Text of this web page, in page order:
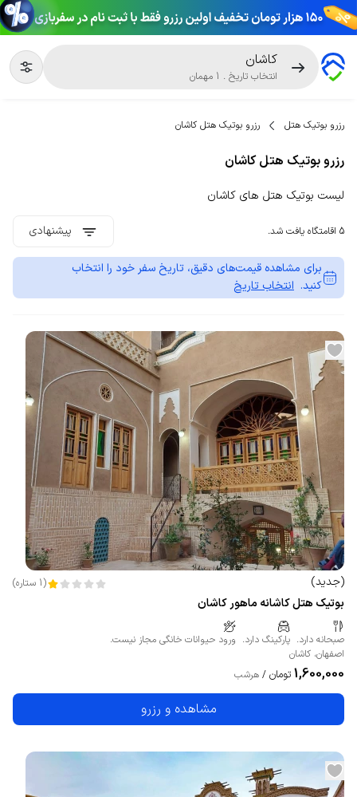
کاشان
انتخاب تاریخ .
1 مهمان
رزرو بوتیک هتل رزرو بوتیک هتل کاشان
رزرو بوتیک هتل کاشان
لیست بوتیک هتل های کاشان
5 اقامتگاه یافت شد. پیشنهادی
برای مشاهده قیمت‌های دقیق، تاریخ سفر خود را انتخاب
کنید. انتخاب تاریخ
(جدید)
(
1 ستاره)
بوتیک هتل کاشانه ماهور کاشان
صبحانه دارد. پارکینگ دارد. ورود حیوانات خانگی مجاز نیست.
اصفهان، کاشان
1,600,000 تومان / هرشب
مشاهده و رزرو